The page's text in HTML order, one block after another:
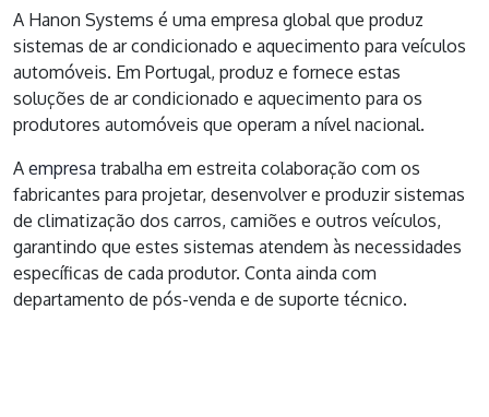
A Hanon Systems é uma empresa global que produz
sistemas de ar condicionado e aquecimento para veículos
automóveis. Em Portugal, produz e fornece estas
soluções de ar condicionado e aquecimento para os
produtores automóveis que operam a nível nacional.
A empresa trabalha em estreita colaboração com os
fabricantes para projetar, desenvolver e produzir sistemas
de climatização dos carros, camiões e outros veículos,
garantindo que estes sistemas atendem às necessidades
específicas de cada produtor. Conta ainda com
departamento de pós-venda e de suporte técnico.